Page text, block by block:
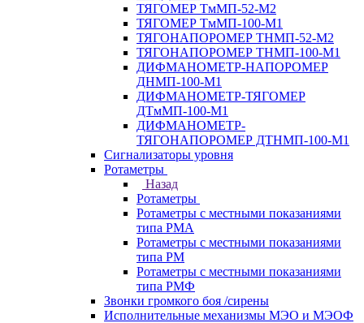
ТЯГОМЕР ТмМП-52-М2
ТЯГОМЕР ТмМП-100-М1
ТЯГОНАПОРОМЕР ТНМП-52-М2
ТЯГОНАПОРОМЕР ТНМП-100-М1
ДИФМАНОМЕТР-НАПОРОМЕР
ДНМП-100-М1
ДИФМАНОМЕТР-ТЯГОМЕР
ДТмМП-100-М1
ДИФМАНОМЕТР-
ТЯГОНАПОРОМЕР ДТНМП-100-М1
Сигнализаторы уровня
Ротаметры
Назад
Ротаметры
Ротаметры с местными показаниями
типа РМА
Ротаметры с местными показаниями
типа РМ
Ротаметры с местными показаниями
типа РМФ
Звонки громкого боя /сирены
Исполнительные механизмы МЭО и МЭОФ